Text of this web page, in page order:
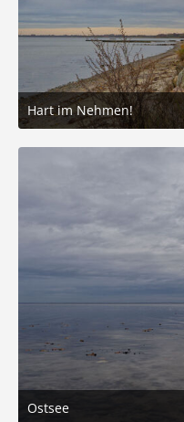
Hart im Nehmen!
13.
7
Ostsee